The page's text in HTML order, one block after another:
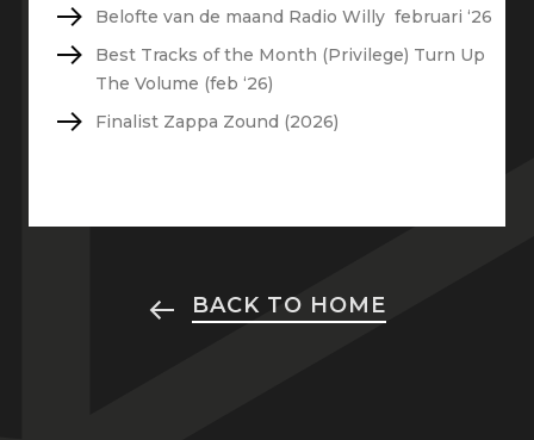
Belofte van de maand Radio Willy februari ‘26
Best Tracks of the Month (Privilege) Turn Up
The Volume (feb ‘26)
Finalist Zappa Zound (2026)
BACK TO HOME